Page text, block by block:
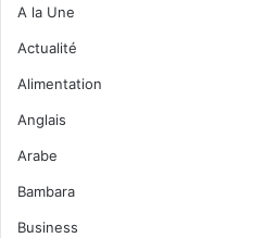
A la Une
Actualité
Alimentation
Anglais
Arabe
Bambara
Business